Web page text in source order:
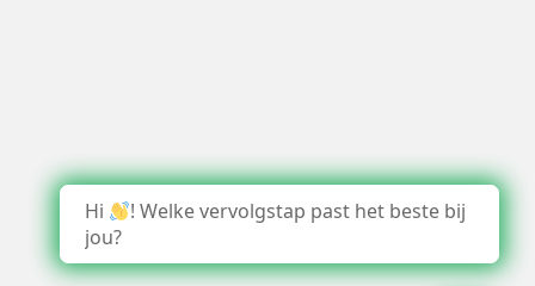
Hi
! Welke vervolgstap past het beste bij
jou?